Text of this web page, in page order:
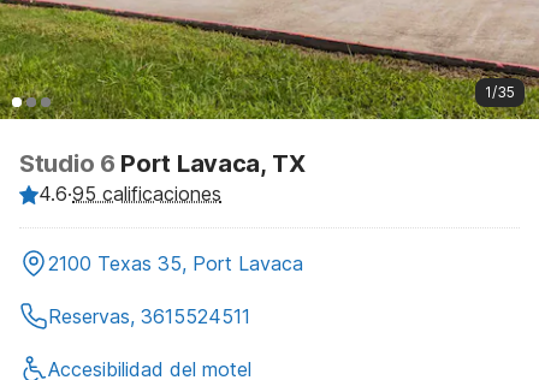
1/35
Studio 6 Port Lavaca, TX
4.6·95 calificaciones
2100 Texas 35, Port Lavaca
Reservas, 3615524511
Accesibilidad del motel